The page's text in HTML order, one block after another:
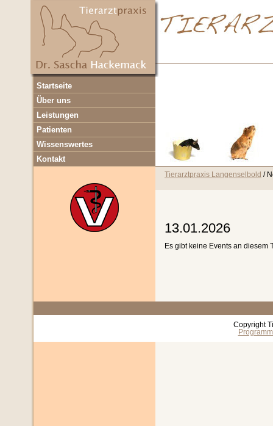
Navigation
überspringen
Startseite
Über uns
Leistungen
Patienten
Wissenswertes
Kontakt
Tierarztpraxis Langenselbold
13.01.2026
Es gibt keine Events an diesem
Copyright